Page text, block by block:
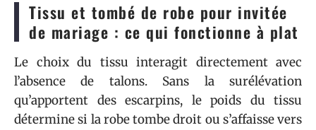
Tissu et tombé de robe pour invitée
de mariage : ce qui fonctionne à plat
Le choix du tissu interagit directement avec
l’absence de talons. Sans la surélévation
qu’apportent des escarpins, le poids du tissu
détermine si la robe tombe droit ou s’affaisse vers